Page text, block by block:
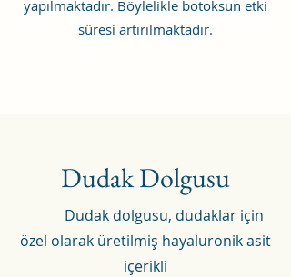
yapılmaktadır. Böylelikle botoksun etki
süresi artırılmaktadır.
Dudak Dolgusu
Dudak dolgusu, dudaklar için
özel olarak üretilmiş hayaluronik asit
içerikli